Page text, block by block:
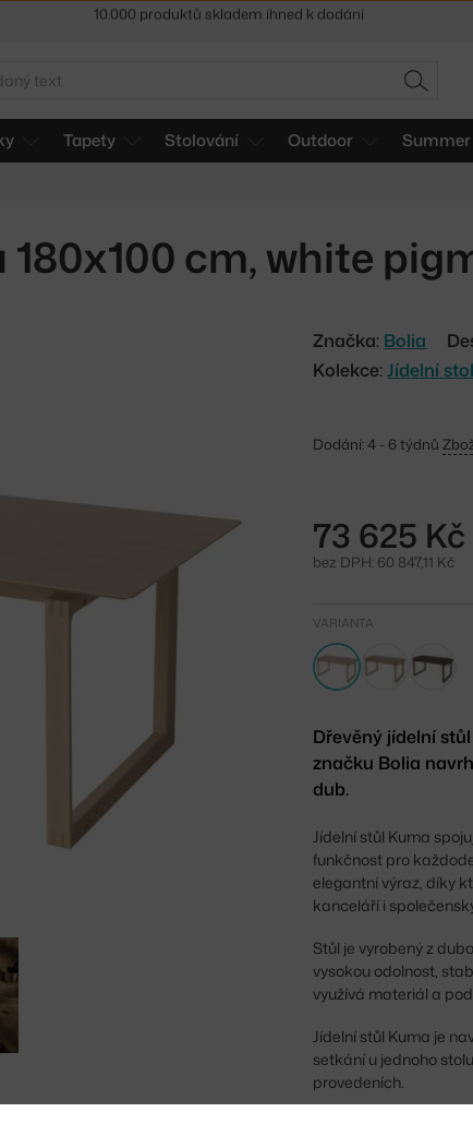
HLEDAT
Tapety Stolování Outdoor Summer
cm, white
Značka: Bolia
Kolekce:Jídelní
Dodání: 4 - 6 týdnů
73 625 Kč
bez DPH: 60 847,11 Kč
VARIANTA
Dřevěný jídelní
značku Bolia
dub.
Jídelní stůl Kuma
funkčnost pro
elegantní výraz, díky
kanceláří i
Stůl je vyrobený z
vysokou odolnost,
využívá materiál a
Jídelní stůl Kuma je
setkání u jednoho
provedeních.
Sleva 5 % pro odběratele newsletteru